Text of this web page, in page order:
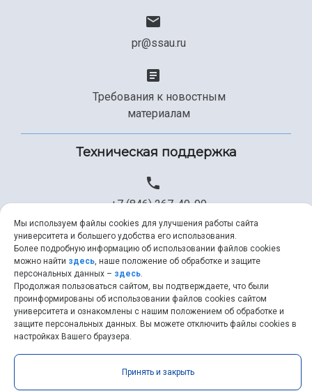
pr@ssau.ru
Требования к новостным
материалам
Техническая поддержка
+7 (846) 267-49-99
help@ssau.ru
Самарский университет © 2026 |ssau.ru|ssau@ssau.ru|
Мы используем файлы cookies для улучшения работы сайта
университета и большего удобства его использования.
Более подробную информацию об использовании файлов cookies
можно найти здесь, наше положение об обработке и защите
персональных данных – здесь.
Продолжая пользоваться сайтом, вы подтверждаете, что были
проинформированы об использовании файлов cookies сайтом
университета и ознакомлены с нашим положением об обработке и
защите персональных данных. Вы можете отключить файлы cookies в
настройках Вашего браузера.
Принять и закрыть